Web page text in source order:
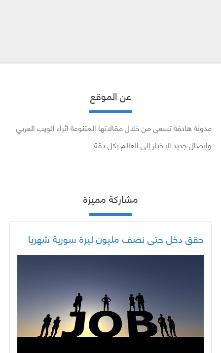
عن الموقع
مدونة هادفة تسعى من خلال مقالاتها المتنوعة اثراء الويب العربي
وايصال جديد الاخبار إلى العالم بكل دقة
مشاركة مميزة
حقق دخل حتى نصف مليون ليرة سورية شهريا